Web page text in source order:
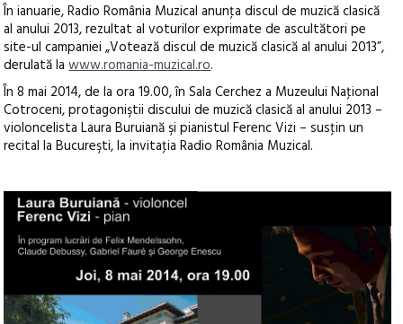
În ianuarie, Radio România Muzical anunţa discul de muzică clasică
al anului 2013, rezultat al voturilor exprimate de ascultători pe
site-ul campaniei „Votează discul de muzică clasică al anului 2013”,
derulată lawww.romania-muzical.ro.
În 8 mai 2014, de la ora 19.00, în Sala Cerchez a Muzeului Naţional
Cotroceni, protagoniştii discului de muzică clasică al anului 2013 –
violoncelista Laura Buruiană şi pianistul Ferenc Vizi – susţin un
recital la Bucureşti, la invitaţia Radio România Muzical.